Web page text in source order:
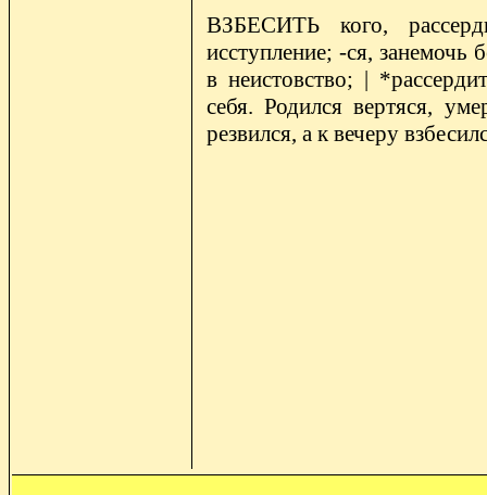
ВЗБЕСИТЬ кого,
исступление; -ся, занемочь
в неистовство; |
себя. Родился вертяся,
резвился, а к вечеру